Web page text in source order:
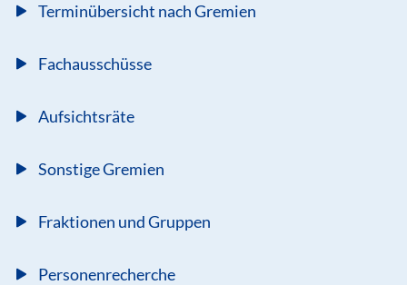
Terminübersicht nach Gremien
Fachausschüsse
Aufsichtsräte
Sonstige Gremien
Fraktionen und Gruppen
Personenrecherche